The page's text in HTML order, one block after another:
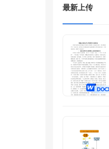
最新上传